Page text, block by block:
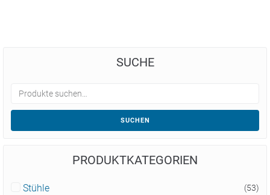
SUCHE
SUCHEN
PRODUKTKATEGORIEN
Stühle (53)